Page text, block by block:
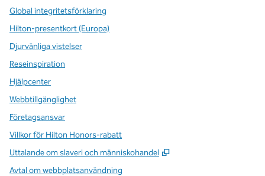
Global integritetsförklaring
Hilton-presentkort (Europa)
Djurvänliga vistelser
Reseinspiration
Hjälpcenter
Webbtillgänglighet
Företagsansvar
Villkor för Hilton Honors-rabatt
Uttalande om slaveri och människohandel
,
Avtal om webbplatsanvändning